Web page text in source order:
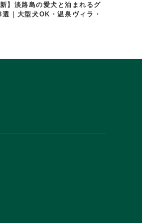
新】淡路島の愛犬と泊まれるグ
選｜大型犬OK・温泉ヴィラ・